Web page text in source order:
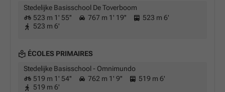
Stedelijke Basisschool De Toverboom
523 m 1' 55''
767 m 1' 19''
523 m 6'
523 m 6'
ÉCOLES PRIMAIRES
Stedelijke Basisschool - Omnimundo
519 m 1' 54''
762 m 1' 9''
519 m 6'
519 m 6'